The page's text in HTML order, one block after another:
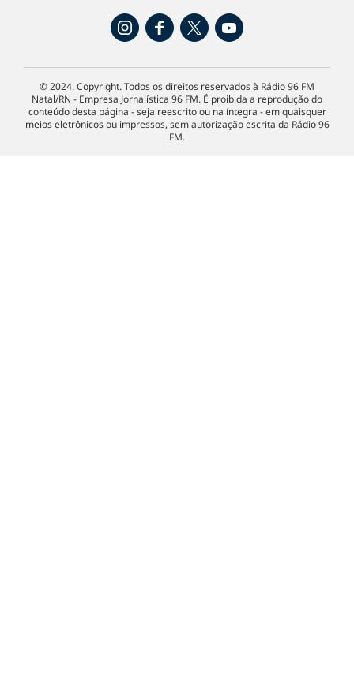
© 2024. Copyright. Todos os direitos reservados à Rádio 96 FM
Natal/RN - Empresa Jornalística 96 FM. É proibida a reprodução do
conteúdo desta página - seja reescrito ou na íntegra - em quaisquer
meios eletrônicos ou impressos, sem autorização escrita da Rádio 96
FM.